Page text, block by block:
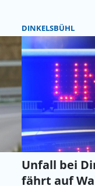
DINKELSBÜHL
Unfall bei
fährt auf